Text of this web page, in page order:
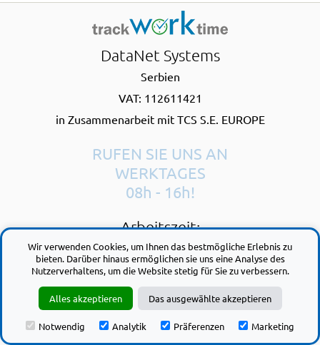
DataNet Systems
Serbien
VAT: 112611421
in Zusammenarbeit mit TCS S.E. EUROPE
RUFEN SIE UNS AN
WERKTAGES
08h - 16h!
Arbeitszeit:
Montag - Freitag
08:00 - 16:00h
Kontakt-E-Mail:
support@trackworktime.com
Wir verwenden Cookies, um Ihnen das bestmögliche Erlebnis zu
bieten. Darüber hinaus ermöglichen sie uns eine Analyse des
Nutzerverhaltens, um die Website stetig für Sie zu verbessern.
Alles akzeptieren Das ausgewählte akzeptieren
Notwendig Analytik Präferenzen Marketing